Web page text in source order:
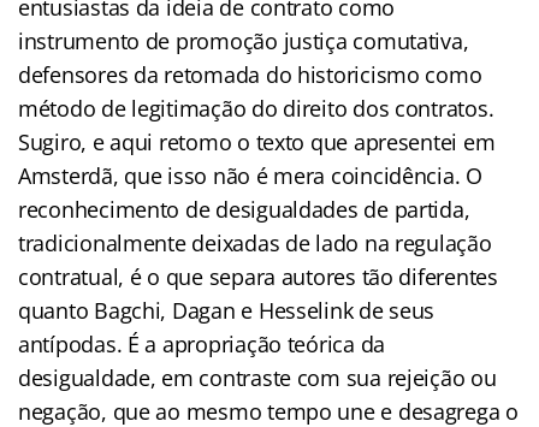
entusiastas da ideia de contrato como
instrumento de promoção justiça comutativa,
defensores da retomada do historicismo como
método de legitimação do direito dos contratos.
Sugiro, e aqui retomo o texto que apresentei em
Amsterdã, que isso não é mera coincidência. O
reconhecimento de desigualdades de partida,
tradicionalmente deixadas de lado na regulação
contratual, é o que separa autores tão diferentes
quanto Bagchi, Dagan e Hesselink de seus
antípodas. É a apropriação teórica da
desigualdade, em contraste com sua rejeição ou
negação, que ao mesmo tempo une e desagrega o